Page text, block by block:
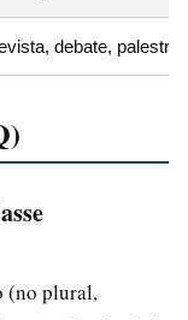
debate,
(no plural,